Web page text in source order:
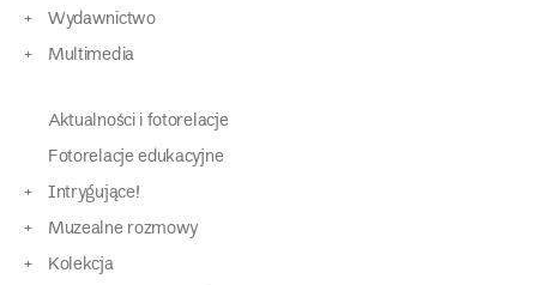
Wydawnictwo
Multimedia
Aktualności i fotorelacje
Fotorelacje edukacyjne
Intrygujące!
Muzealne rozmowy
Kolekcja